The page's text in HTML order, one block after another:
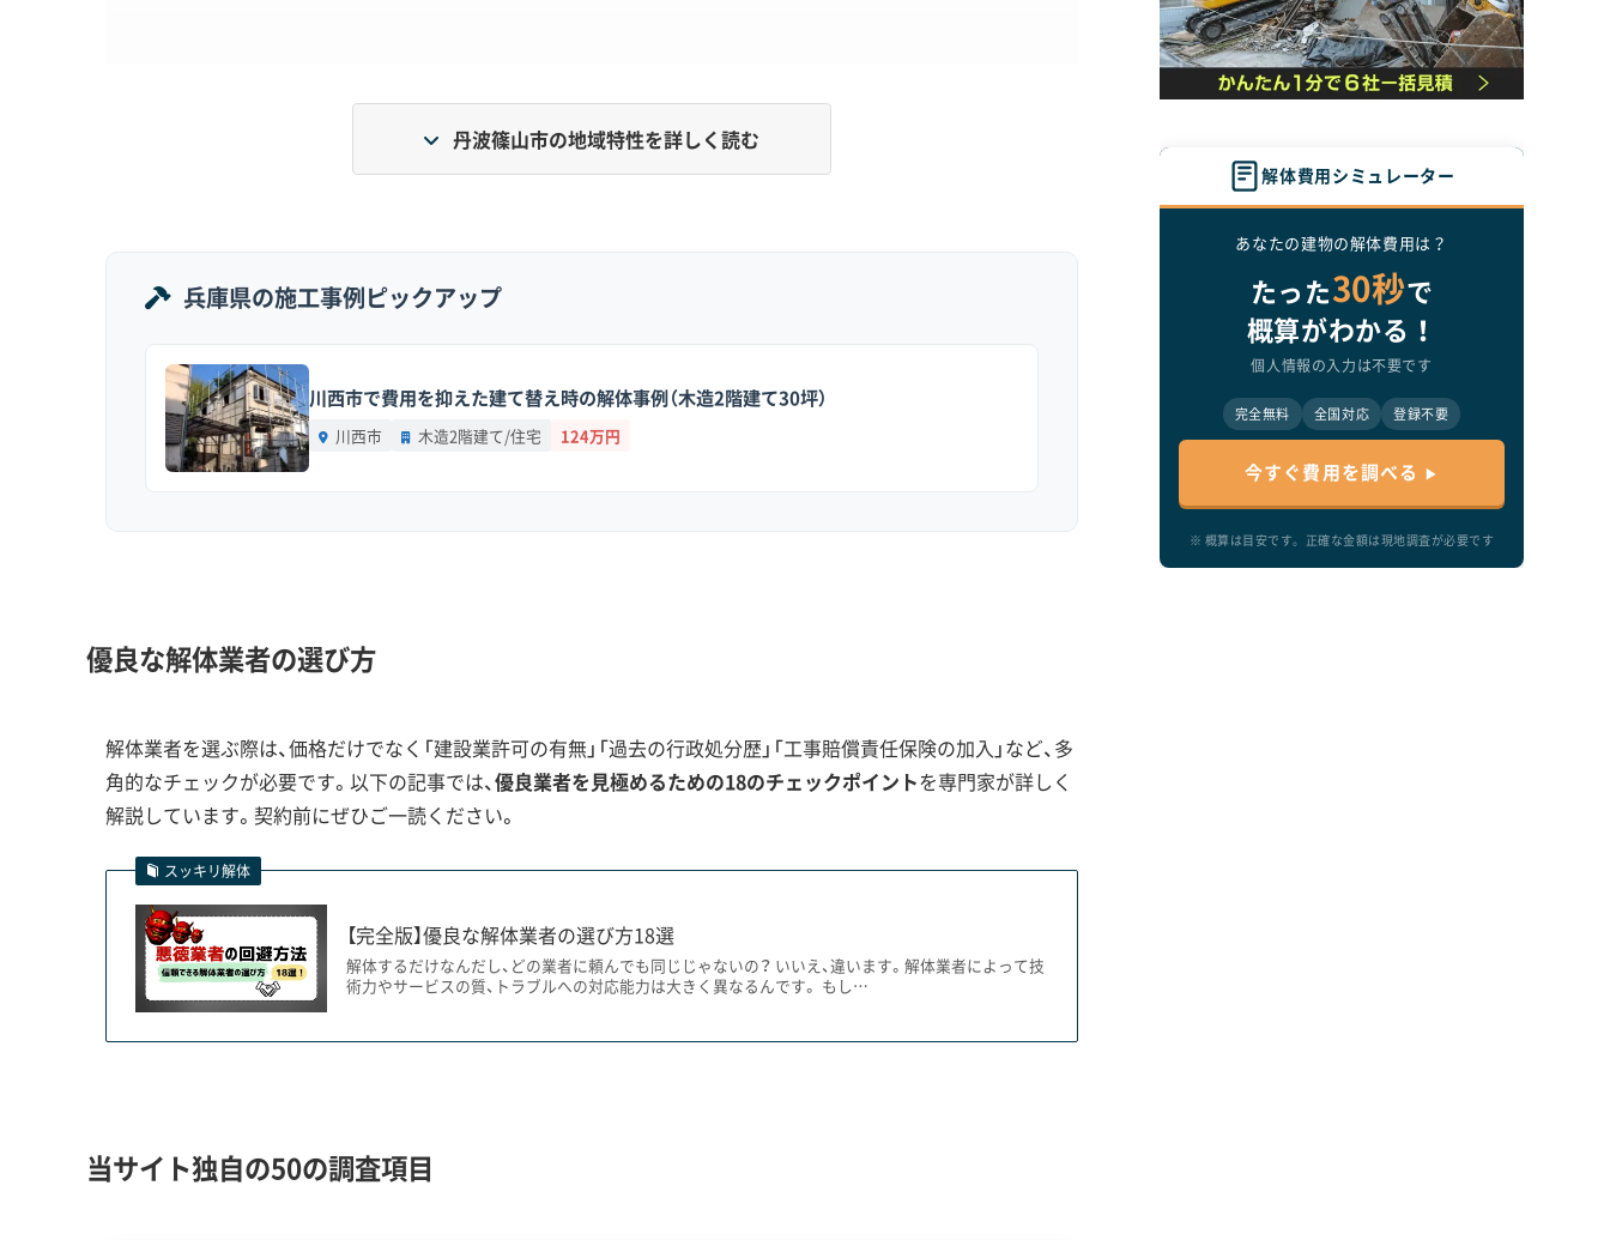
城下町や農村集落の昔ながらの町並みが残るため道幅が極めて狭く、重機搬入が困難なため手壊し解体や小運
地形の特徴：市の大部分は盆地と山々に囲まれています。市の北部や東部に位置する畑・村雲・大芋地区などで
は、山の急な斜面に集落が点在しており、土砂災害警戒区域に指定されている場所も多くあります。
道路事情：昔の町割りがそのまま現在の道になっているのが、このエリアの最大の特徴です。篠山城下町エリア
では、城を守るためにわざと曲げられた道や「鍵型道路」が多数残っており、道幅2m以下の箇所も珍しくありま
せん。宇土地区のように古い農地割が生活道路になっている場所もあり、大型トラックの進入はほぼ不可能で
す。
運営者 稲垣
というケースです。実は、解体ではなく『修理』なら高額な補助金が出るこ
とも多いのです。だからこそ、地域の条例や補助金制度に詳しく、解体以外
の選択肢も提案してくれる業者を選ぶことが、後悔しないためのポイント
ですね。
歴史的景観保護と解体規制：「伝建地区」という最大の壁
丹波篠山市の地域特性を詳しく読む
兵庫県の施工事例ピックアップ
川西市で費用を抑えた建て替え時の解体事例（木造2階建て30坪）
川西市 木造2階建て/住宅 124万円
優良な解体業者の選び方
解体業者を選ぶ際は、価格だけでなく「建設業許可の有無」「過去の行政処分歴」「工事賠償責任保険の加入」など、多
角的なチェックが必要です。以下の記事では、優良業者を見極めるための18のチェックポイントを専門家が詳しく
解説しています。契約前にぜひご一読ください。
スッキリ解体
【完全版】優良な解体業者の選び方18選
解体するだけなんだし、どの業者に頼んでも同じじゃないの？ いいえ、違います。解体業者によって技
術力やサービスの質、トラブルへの対応能力は大きく異なるんです。 もし…
当サイト独自の50の調査項目
解体費用シミュレーター
あなたの建物の解体費用は？
たった30秒で
概算がわかる！
個人情報の入力は不要です
完全無料 全国対応 登録不要
今すぐ費用を調べる
※ 概算は目安です。正確な金額は現地調査が必要です